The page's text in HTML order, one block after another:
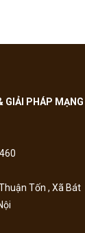
GIẢI PHÁP MẠNG
Tốn , Xã Bát